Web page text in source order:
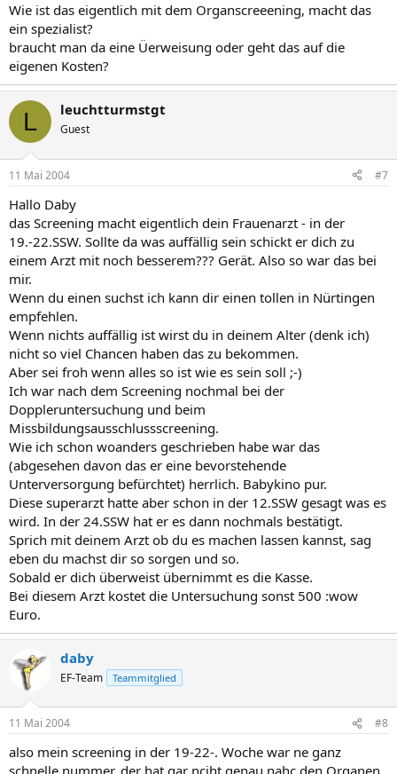
Wie ist das eigentlich mit dem Organscreeening, macht das
ein spezialist?
braucht man da eine Üerweisung oder geht das auf die
eigenen Kosten?
L leuchtturmstgt
Guest
11 Mai 2004 #7
Hallo Daby
das Screening macht eigentlich dein Frauenarzt - in der
19.-22.SSW. Sollte da was auffällig sein schickt er dich zu
einem Arzt mit noch besserem??? Gerät. Also so war das bei
mir.
Wenn du einen suchst ich kann dir einen tollen in Nürtingen
empfehlen.
Wenn nichts auffällig ist wirst du in deinem Alter (denk ich)
nicht so viel Chancen haben das zu bekommen.
Aber sei froh wenn alles so ist wie es sein soll ;-)
Ich war nach dem Screening nochmal bei der
Doppleruntersuchung und beim
Missbildungsausschlussscreening.
Wie ich schon woanders geschrieben habe war das
(abgesehen davon das er eine bevorstehende
Unterversorgung befürchtet) herrlich. Babykino pur.
Diese superarzt hatte aber schon in der 12.SSW gesagt was es
wird. In der 24.SSW hat er es dann nochmals bestätigt.
Sprich mit deinem Arzt ob du es machen lassen kannst, sag
eben du machst dir so sorgen und so.
Sobald er dich überweist übernimmt es die Kasse.
Bei diesem Arzt kostet die Untersuchung sonst 500 :wow
Euro.
daby
EF-Team Teammitglied
11 Mai 2004 #8
also mein screening in der 19-22-. Woche war ne ganz
schnelle nummer, der hat gar nciht genau nahc den Organen